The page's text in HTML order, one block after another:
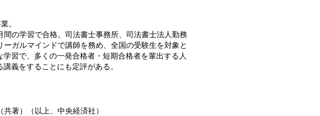
。
の学習で合格。司法書士事務所、司法書士法人勤務
ガルマインドで講師を務め、全国の受験生を対象と
習で、多くの一発合格者・短期合格者を輩出する人
義をすることにも定評がある。
著）（以上、中央経済社）